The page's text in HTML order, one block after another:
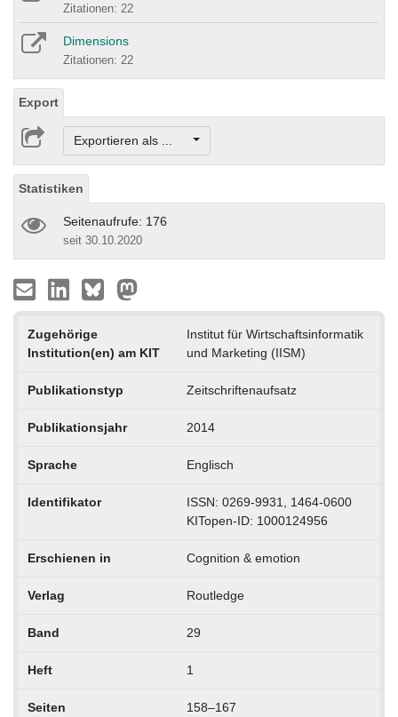
Zitationen: 22
Dimensions
Zitationen: 22
Export
Exportieren als ...
Statistiken
Seitenaufrufe: 176
seit 30.10.2020
Zugehörige
Institution(en) am KIT
Institut für Wirtschaftsinformatik
und Marketing (IISM)
Publikationstyp Zeitschriftenaufsatz
Publikationsjahr 2014
Sprache Englisch
Identifikator
ISSN: 0269-9931, 1464-0600
KITopen-ID: 1000124956
Erschienen in Cognition & emotion
Verlag Routledge
Band 29
Heft 1
Seiten 158–167